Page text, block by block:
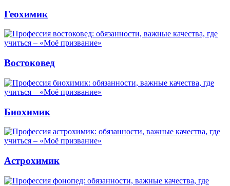
Геохимик
Востоковед
Биохимик
Астрохимик